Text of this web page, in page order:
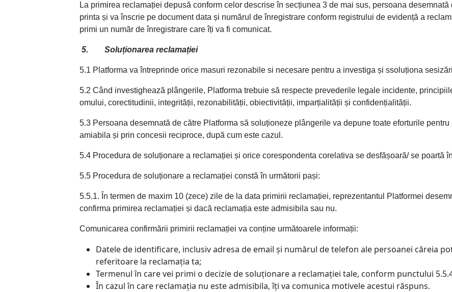
La primirea reclamației depusă conform celor descrise în secțiunea 3 de mai sus, persoana
printa și va înscrie pe document data și numărul de înregistrare conform registrului de evidență a
primi un număr de înregistrare care îți va fi comunicat.
5. Soluționarea reclamației
5.1 Platforma va întreprinde orice masuri rezonabile si necesare pentru a investiga și ssoluționa
5.2 Când investighează plângerile, Platforma trebuie să respecte prevederile legale incidente,
omului, corectitudinii, integrității, rezonabilității, obiectivității, imparțialității și confidențialității.
5.3 Persoana desemnată de către Platforma să soluționeze plângerile va depune toate eforturile
amiabila și prin concesii reciproce, după cum este cazul.
5.4 Procedura de soluționare a reclamației și orice corespondenta corelativa se desfășoară/ se poartă
5.5 Procedura de soluționare a reclamației constă în următorii pași:
5.5.1. În termen de maxim 10 (zece) zile de la data primirii reclamației, reprezentantul Platformei
confirma primirea reclamației și dacă reclamația este admisibila sau nu.
Comunicarea confirmării primirii reclamației va conține următoarele informații:
Datele de identificare, inclusiv adresa de email și numărul de telefon ale persoanei căreia
referitoare la reclamația ta;
Termenul în care vei primi o decizie de soluționare a reclamației tale, conform punctului
În cazul în care reclamația nu este admisibila, îți va comunica motivele acestui răspuns.